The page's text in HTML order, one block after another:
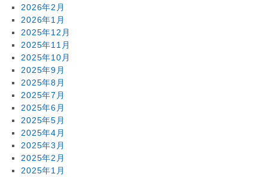
2026年2月
2026年1月
2025年12月
2025年11月
2025年10月
2025年9月
2025年8月
2025年7月
2025年6月
2025年5月
2025年4月
2025年3月
2025年2月
2025年1月